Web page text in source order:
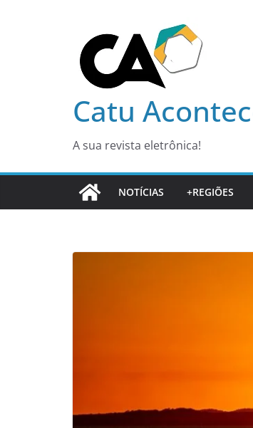
Catu
A sua revista eletrônica!
NOTÍCIAS +REGIÕES